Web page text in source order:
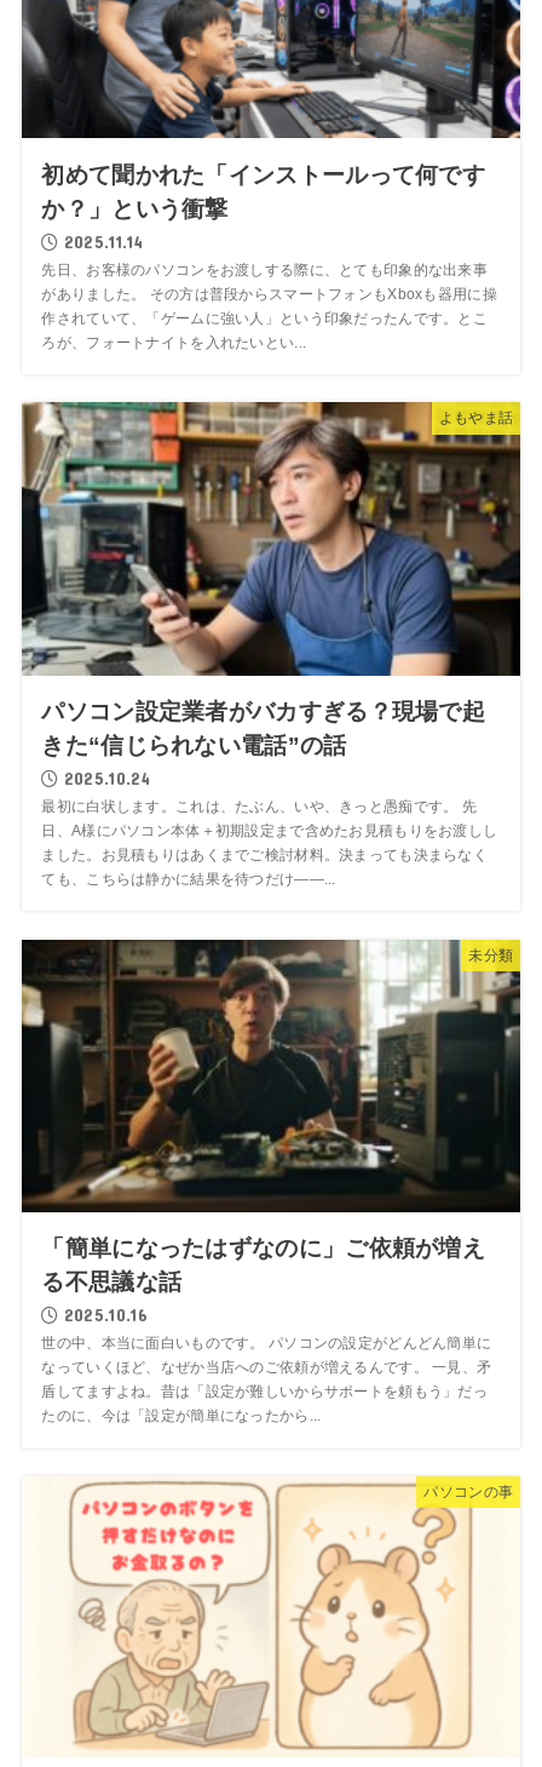
初めて聞かれた「インストールって何です
か？」という衝撃
2025.11.14
先日、お客様のパソコンをお渡しする際に、とても印象的な出来事
がありました。 その方は普段からスマートフォンもXboxも器用に操
作されていて、「ゲームに強い人」という印象だったんです。とこ
ろが、フォートナイトを入れたいとい...
よもやま話
パソコン設定業者がバカすぎる？現場で起
きた“信じられない電話”の話
2025.10.24
最初に白状します。これは、たぶん、いや、きっと愚痴です。 先
日、A様にパソコン本体＋初期設定まで含めたお見積もりをお渡しし
ました。お見積もりはあくまでご検討材料。決まっても決まらなく
ても、こちらは静かに結果を待つだけ――...
未分類
「簡単になったはずなのに」ご依頼が増え
る不思議な話
2025.10.16
世の中、本当に面白いものです。 パソコンの設定がどんどん簡単に
なっていくほど、なぜか当店へのご依頼が増えるんです。 一見、矛
盾してますよね。昔は「設定が難しいからサポートを頼もう」だっ
たのに、今は「設定が簡単になったから...
パソコンの事